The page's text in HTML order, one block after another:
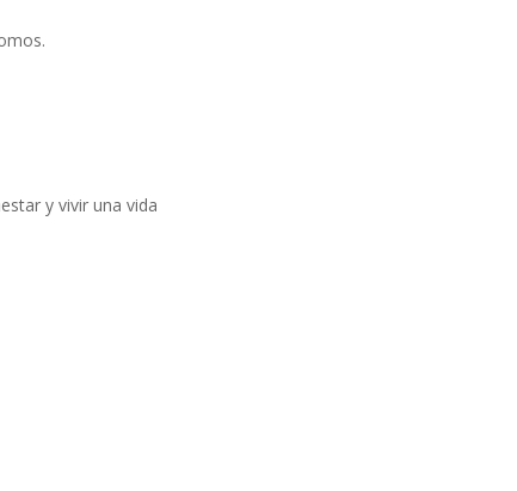
y vivir una vida